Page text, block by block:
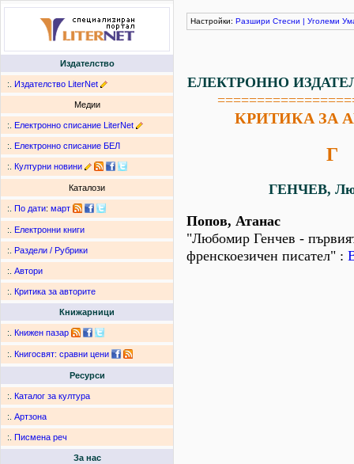
Издателство
:. Издателство LiterNet
Медии
:. Електронно списание LiterNet
:. Електронно списание БЕЛ
:. Културни новини
Каталози
:. По дати: март
:. Електронни книги
:. Раздели / Рубрики
:. Автори
:. Критика за авторите
Книжарници
:. Книжен пазар
:. Книгосвят: сравни цени
Ресурси
:. Каталог за култура
:. Артзона
:. Писмена реч
За нас
Настройки: Разшири Стесни | Уголеми
ЕЛЕКТРОННО
КРИТИКА ЗА
Г
ГЕНЧЕВ,
Попов, Атанас
"Любомир Генчев -
френскоезичен писател" :